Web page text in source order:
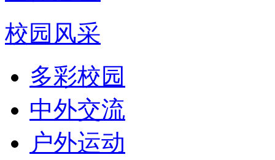
校园风采
多彩校园
中外交流
户外运动